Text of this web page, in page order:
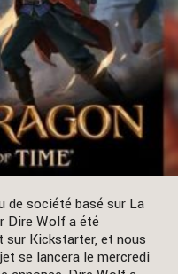
de société basé sur La
Dire Wolf a été
Kickstarter, et nous
se lancera le mercredi